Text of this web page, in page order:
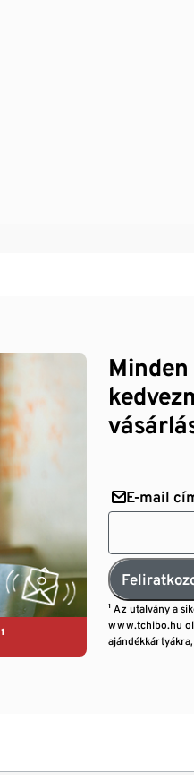
E-mail
¹ Az utalvány a
www.tchibo.hu